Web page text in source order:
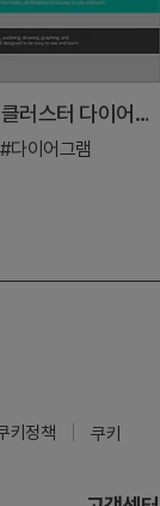
단계별 운영계획을 위한 클러스터 다이어그램 슬라이드
#다이어그램
키정책 쿠키